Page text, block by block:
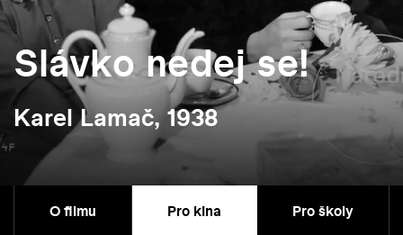
Slávko nedej se!
Karel Lamač, 1938
O filmu Pro kina Pro školy